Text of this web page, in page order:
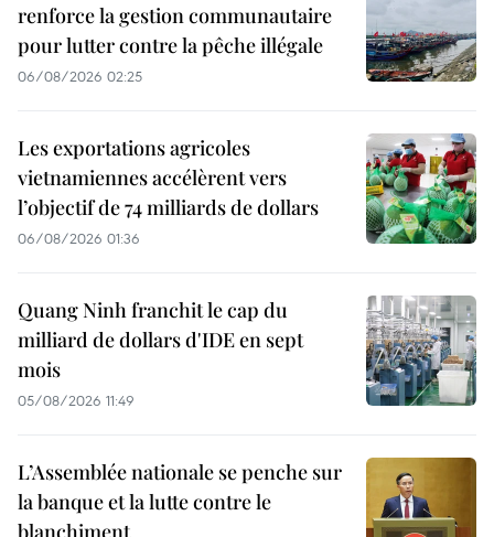
renforce la gestion communautaire
pour lutter contre la pêche illégale
06/08/2026 02:25
Les exportations agricoles
vietnamiennes accélèrent vers
l’objectif de 74 milliards de dollars
06/08/2026 01:36
Quang Ninh franchit le cap du
milliard de dollars d'IDE en sept
mois
05/08/2026 11:49
L’Assemblée nationale se penche sur
la banque et la lutte contre le
blanchiment